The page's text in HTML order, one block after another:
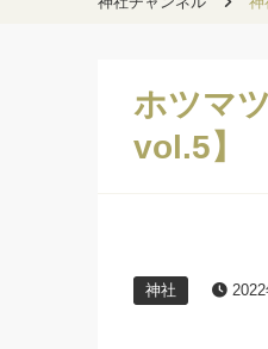
ホツマ
vol.5】
神社 2022